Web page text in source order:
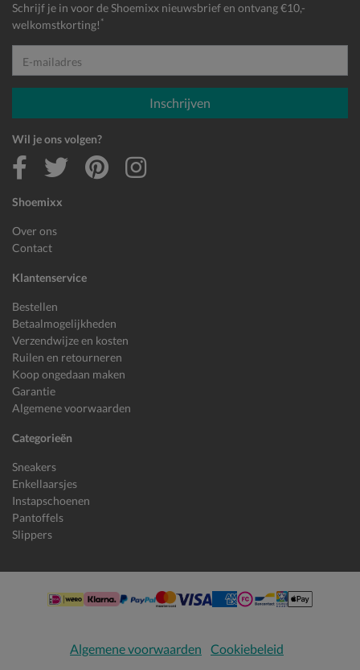
Shoemixx
Over ons
Contact
Klantenservice
Bestellen
Betaalmogelijkheden
Verzendwijze en kosten
Ruilen en retourneren
Koop ongedaan maken
Garantie
Algemene voorwaarden
Categorieën
Sneakers
Enkellaarsjes
Instapschoenen
Pantoffels
Slippers
Schrijf je in voor de Shoemixx nieuwsbrief en ontvang €10,-
welkomstkorting! *
E-mailadres
Inschrijven
Wil je ons volgen?
Algemene voorwaarden
Cookiebeleid